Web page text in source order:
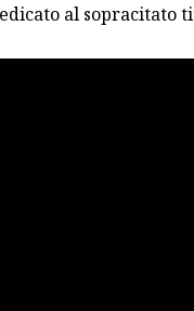
al sopracitato